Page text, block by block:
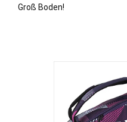
Groß Boden!